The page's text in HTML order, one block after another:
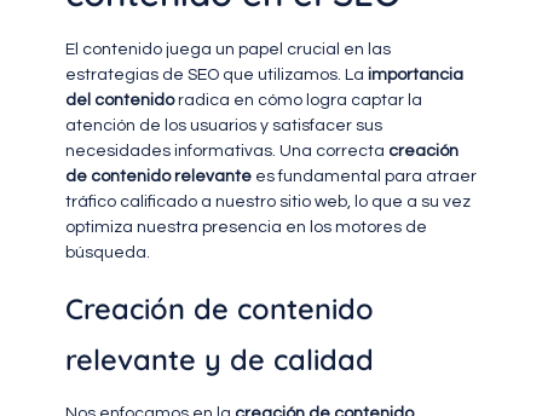
El contenido juega un papel crucial en las
estrategias de SEO que utilizamos. La importancia
del contenidoradica en cómo logra captar la
atención de los usuarios y satisfacer sus
necesidades informativas. Una correcta creación
de contenido relevantees fundamental para atraer
tráfico calificado a nuestro sitio web, lo que a su vez
optimiza nuestra presencia en los motores de
búsqueda.
Creación de contenido
relevante y de calidad